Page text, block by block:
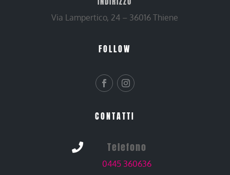
Via Lampertico, 24 – 36016 Thiene
FOLLOW
CONTATTI
 Telefono
0445 360636